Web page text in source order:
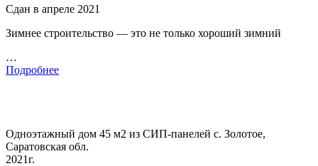
Сдан в апреле 2021
Зимнее строительство — это не только хороший зимний
…
Подробнее
Одноэтажный дом 45 м2 из СИП-панелей с. Золотое,
Саратовская обл.
2021г.